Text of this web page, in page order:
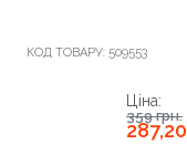
КОД ТОВАРУ: 509553
Ціна:
359грн.
287,20